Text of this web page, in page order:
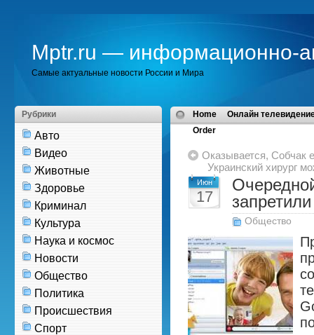
Mptr.ru — информационно-
Самые актуальные новости России и Мира
Рубрики
Авто
Видео
Животные
Здоровье
Криминал
Культура
Наука и космос
Новости
Общество
Политика
Происшествия
Спорт
Home
Онлайн
Order
Оказывается, Собчак
Украинский хирург
Июн
17
Общество